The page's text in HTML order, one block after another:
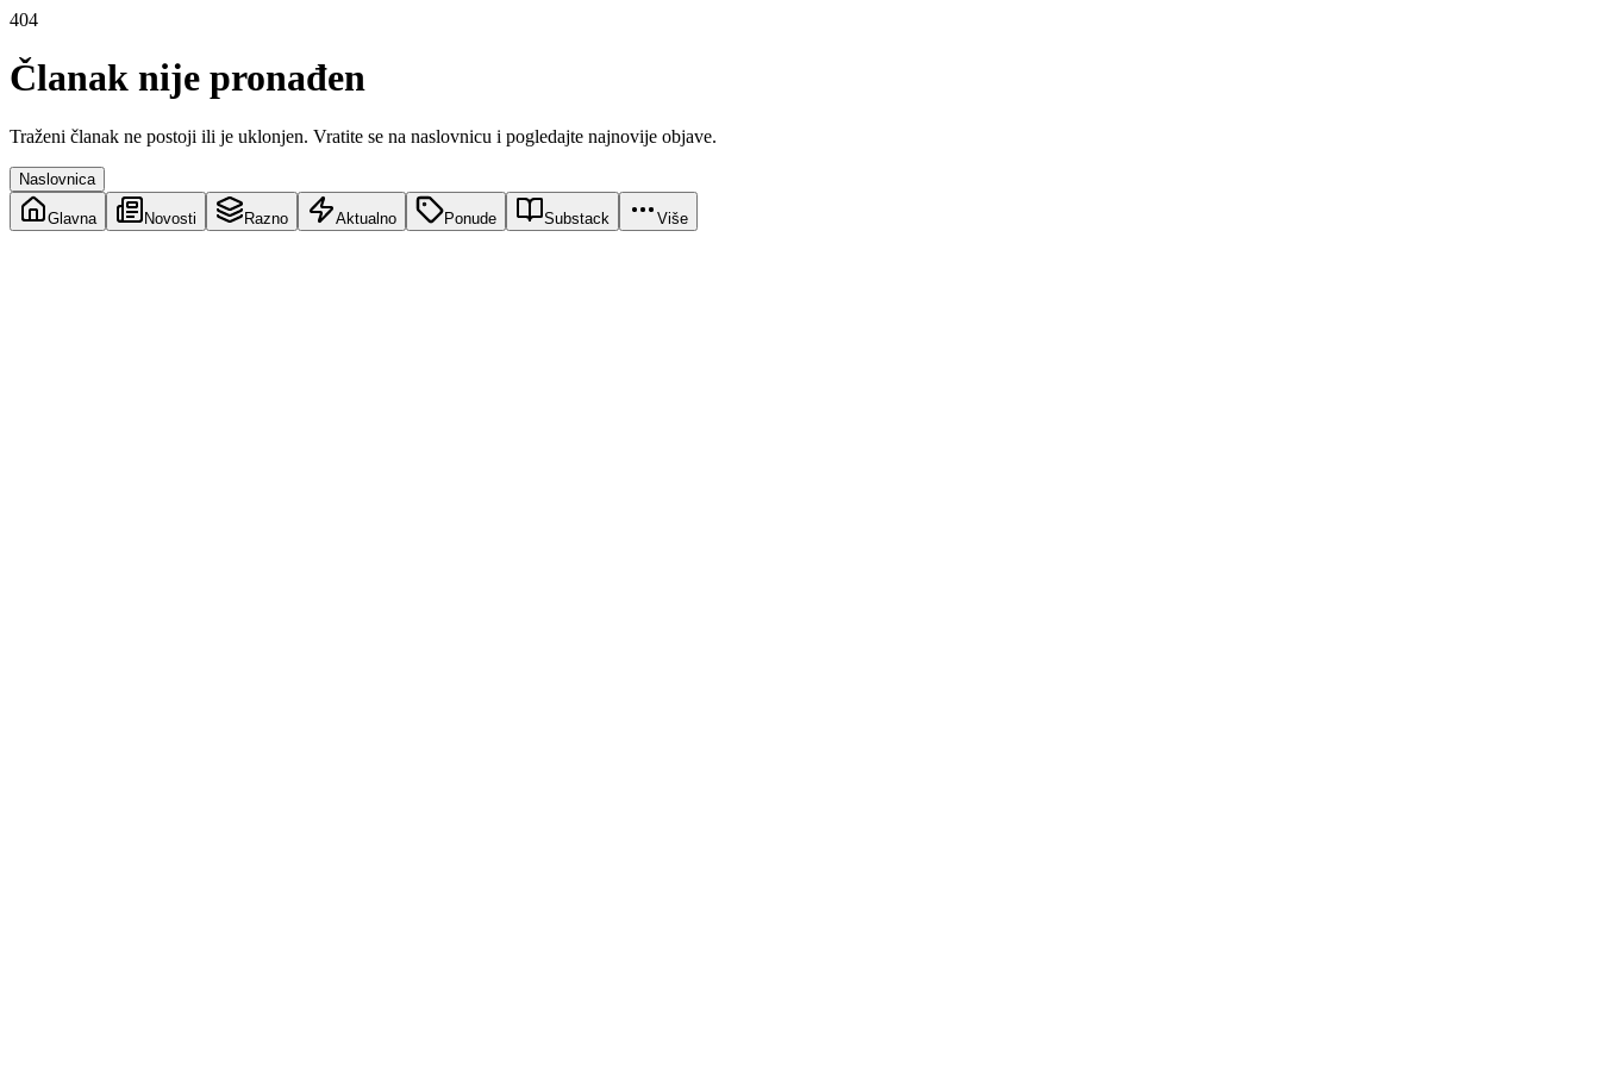
404
Članak nije pronađen
Traženi članak ne postoji ili je uklonjen. Vratite se na naslovnicu i pogledajte najnovije objave.
Naslovnica
Glavna Novosti Razno Aktualno Ponude Substack Više